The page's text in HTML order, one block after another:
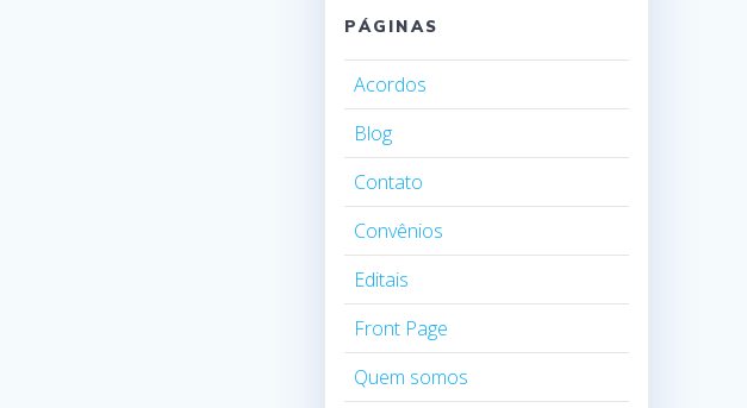
PÁGINAS
Acordos
Blog
Contato
Convênios
Editais
Front Page
Quem somos